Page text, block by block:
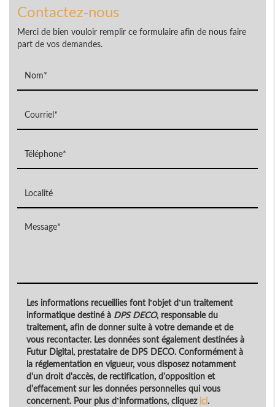
Contactez-nous
Merci de bien vouloir remplir ce formulaire afin de nous faire
part de vos demandes.
Les informations recueillies font l’objet d’un traitement
informatique destiné àDPS DECO, responsable du
traitement, afin de donner suite à votre demande et de
vous recontacter. Les données sont également destinées à
Futur Digital, prestataire de DPS DECO. Conformément à
la réglementation en vigueur, vous disposez notamment
d'un droit d'accès, de rectification, d'opposition et
d'effacement sur les données personnelles qui vous
concernent. Pour plus d’informations, cliquez ici.